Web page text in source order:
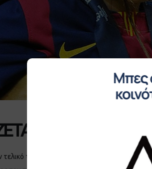
τελικό του Euro 2020 μετά τη νίκη της στα